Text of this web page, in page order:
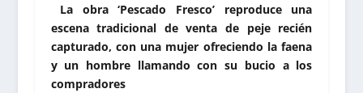
La obra ‘Pescado Fresco’ reproduce una
escena tradicional de venta de peje recién
capturado, con una mujer ofreciendo la faena
y un hombre llamando con su bucio a los
compradores